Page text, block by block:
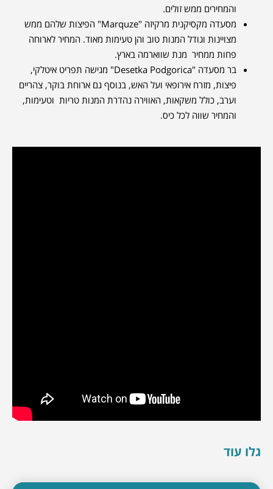
והמחירים ממש זולים.
מסעדה מקסיקנית מרקיזה "Marquze" הפיצות שלהם ממש
מצויינות וגודל המנות טוב והן טעימות מאוד. המחיר לארוחה
פחות ממחיר מנת שווארמה בארץ.
בר מסעדה "Desetka Podgorica" מגישה תפריט איטלקי,
פיצות, מזרח אירופאי ועל האש, בנוסף גם ארוחת בוקר, צהריים
וערב, כולל משקאות, האווירה נהדרת המנות טריות וטעימות,
והמחיר שווה לכל כיס.
גלו עוד